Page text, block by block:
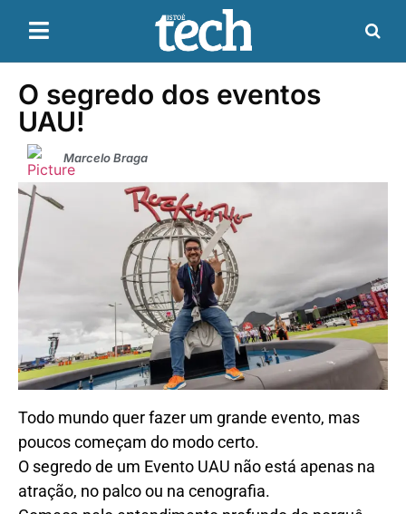
O segredo dos eventos
UAU!
Marcelo Braga
Todo mundo quer fazer um grande evento, mas
poucos começam do modo certo.
O segredo de um Evento UAU não está apenas na
atração, no palco ou na cenografia.